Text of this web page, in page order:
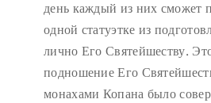
день каждый из них сможет
одной статуэтке из
лично Его Святейшеству.
подношение Его
монахами Копана было